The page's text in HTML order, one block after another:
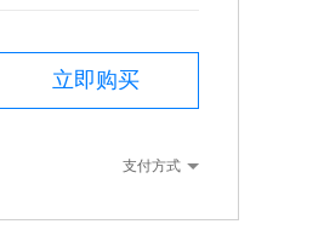
立即购买
支付方式